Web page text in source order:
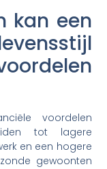
kan een
voordelen
tot lagere
en een hogere
gewoonten